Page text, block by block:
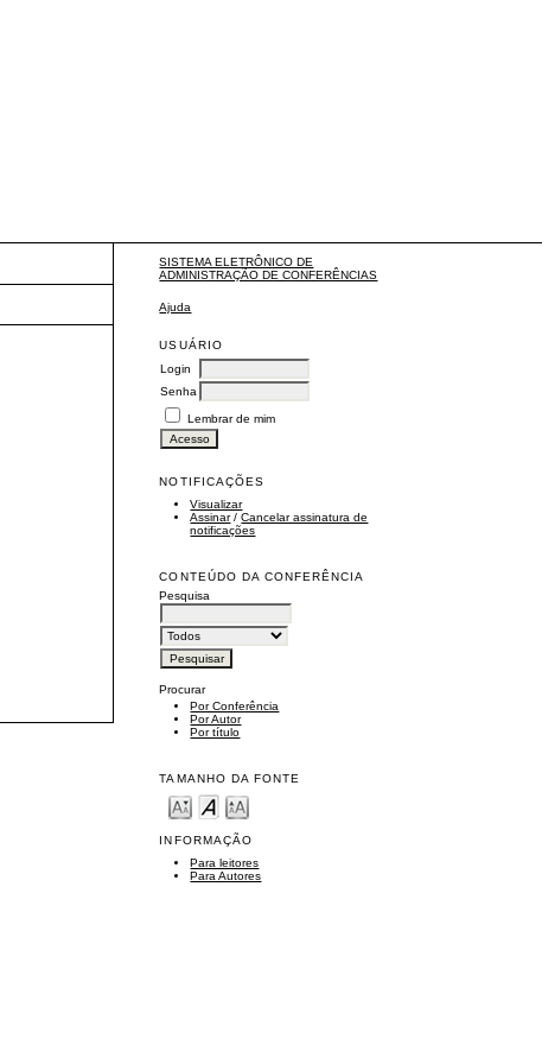
SISTEMA ELETRÔNICO DE
ADMINISTRAÇÃO DE CONFERÊNCIAS
Ajuda
USUÁRIO
Login
Senha
Lembrar de mim
NOTIFICAÇÕES
Visualizar
Assinar/Cancelar assinatura de
notificações
CONTEÚDO DA CONFERÊNCIA
Pesquisa
Procurar
Por Conferência
Por Autor
Por título
TAMANHO DA FONTE
INFORMAÇÃO
Para leitores
Para Autores